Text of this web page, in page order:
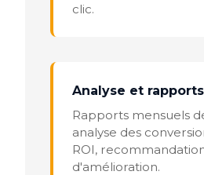
clic.
Analyse et rapports
Rapports mensuels
analyse des
ROI,
d'amélioration.